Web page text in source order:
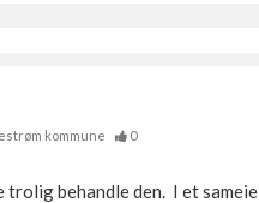
kommune 0
trolig behandle den. I et